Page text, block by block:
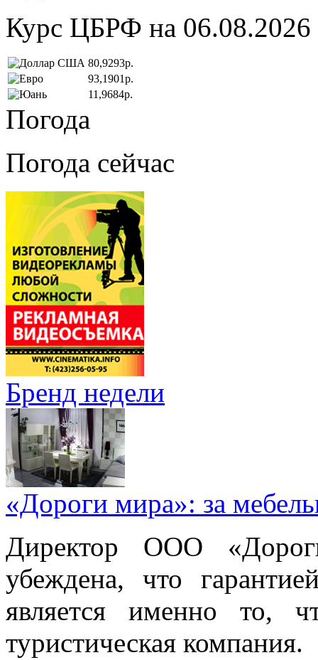
Курс ЦБРФ на 06.08.2026
80,9293р.
93,1901р.
11,9684р.
Погода
Погода сейчас
Бренд недели
«Дороги мира»: за
Директор ООО
убеждена, что
является именно то,
туристическая компания.